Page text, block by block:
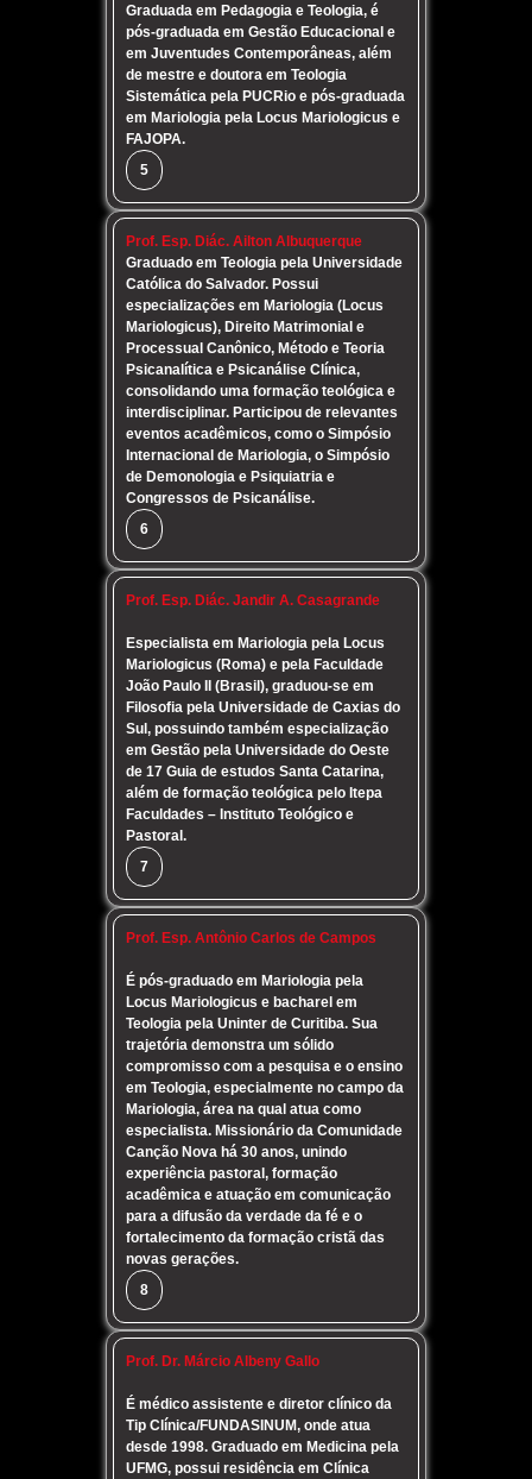
Graduada em Pedagogia e Teologia, é
pós-graduada em Gestão Educacional e
em Juventudes Contemporâneas, além
de mestre e doutora em Teologia
Sistemática pela PUCRio e pós-graduada
em Mariologia pela Locus Mariologicus e
FAJOPA.
5
Prof. Esp. Diác. Ailton Albuquerque
Graduado em Teologia pela Universidade
Católica do Salvador. Possui
especializações em Mariologia (Locus
Mariologicus), Direito Matrimonial e
Processual Canônico, Método e Teoria
Psicanalítica e Psicanálise Clínica,
consolidando uma formação teológica e
interdisciplinar. Participou de relevantes
eventos acadêmicos, como o Simpósio
Internacional de Mariologia, o Simpósio
de Demonologia e Psiquiatria e
Congressos de Psicanálise.
6
Prof. Esp. Diác. Jandir A. Casagrande
Especialista em Mariologia pela Locus
Mariologicus (Roma) e pela Faculdade
João Paulo II (Brasil), graduou-se em
Filosofia pela Universidade de Caxias do
Sul, possuindo também especialização
em Gestão pela Universidade do Oeste
de 17 Guia de estudos Santa Catarina,
além de formação teológica pelo Itepa
Faculdades – Instituto Teológico e
Pastoral.
7
Prof. Esp. Antônio Carlos de Campos
É pós-graduado em Mariologia pela
Locus Mariologicus e bacharel em
Teologia pela Uninter de Curitiba. Sua
trajetória demonstra um sólido
compromisso com a pesquisa e o ensino
em Teologia, especialmente no campo da
Mariologia, área na qual atua como
especialista. Missionário da Comunidade
Canção Nova há 30 anos, unindo
experiência pastoral, formação
acadêmica e atuação em comunicação
para a difusão da verdade da fé e o
fortalecimento da formação cristã das
novas gerações.
8
Prof. Dr. Márcio Albeny Gallo
É médico assistente e diretor clínico da
Tip Clínica/FUNDASINUM, onde atua
desde 1998. Graduado em Medicina pela
UFMG, possui residência em Clínica